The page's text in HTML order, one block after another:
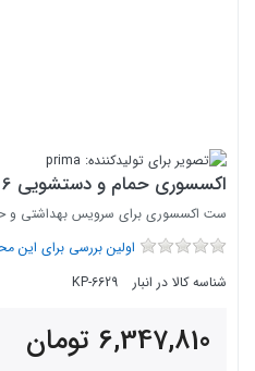
اکسسوری حمام و دستشویی 6 پارچه PRIMA مدل 1112
ست اکسسوری برای سرویس بهداشتی و
اولین بررسی برای این
شناسه کالا در انبار
KP-6629
6,347,810 تومان